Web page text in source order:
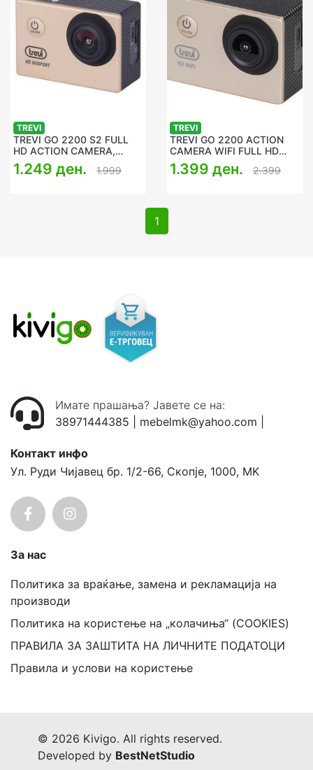
TREVI
TREVI GO 2200 S2 FULL
HD ACTION CAMERA,
WATERPROOF, GOLD
1.249 ден. 1.999
TREVI
TREVI GO 2200 ACTION
CAMERA WIFI FULL HD
WATERPROOF GOLD
1.399 ден. 2.399
1
Имате прашања? Јавете се на:
38971444385
mebelmk@yahoo.com
Контакт инфо
Ул. Руди Чијавец бр. 1/2-66, Скопје, 1000, MK
За нас
Политика за враќање, замена и рекламација на
производи
Политика на користење на „колачиња“ (COOKIES)
ПРАВИЛА ЗА ЗАШТИТА НА ЛИЧНИТЕ ПОДАТОЦИ
Правила и услови на користење
© 2026 Kivigo. All rights reserved.
Developed by BestNetStudio